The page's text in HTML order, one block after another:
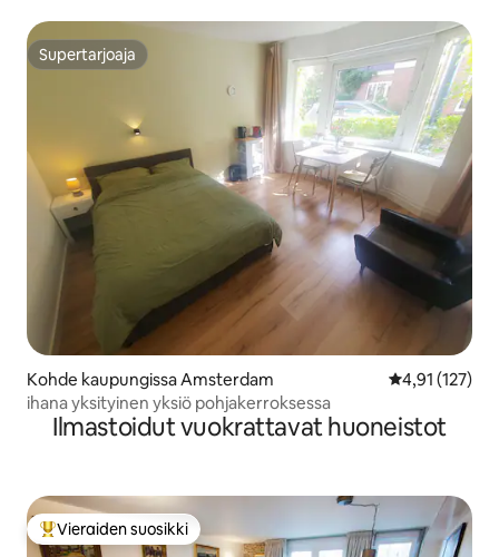
Supertarjoaja
Supertarjoaja
Kohde kaupungissa Amsterdam
4,91 (127)
ihana yksityinen yksiö pohjakerroksessa
Ilmastoidut vuokrattavat huoneistot
Vieraiden suosikkien parhaimmistoa
Vieraiden suosikki